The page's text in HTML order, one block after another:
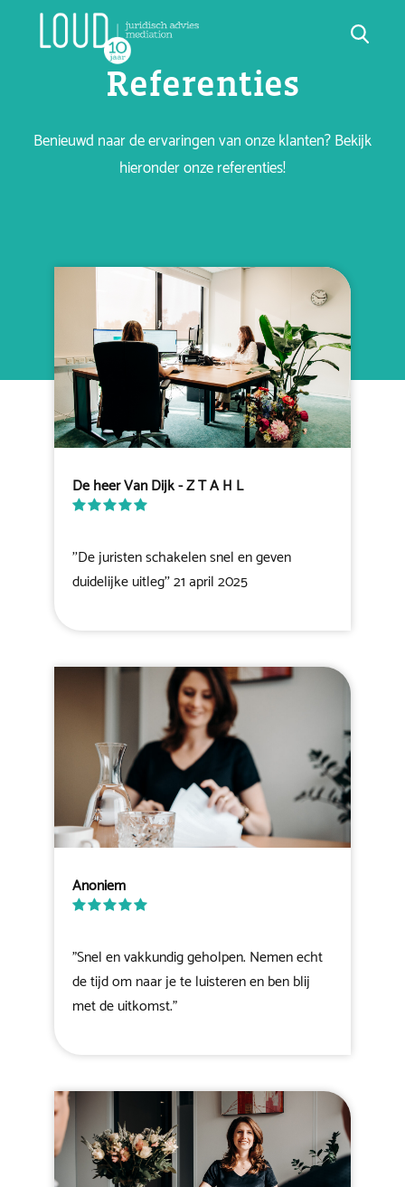
Referenties
Benieuwd naar de ervaringen van onze klanten? Bekijk
hieronder onze referenties!
De heer Van Dijk - Z T A H L
''De juristen schakelen snel en geven
duidelijke uitleg'' 21 april 2025
Anoniem
"Snel en vakkundig geholpen. Nemen echt
de tijd om naar je te luisteren en ben blij
met de uitkomst."